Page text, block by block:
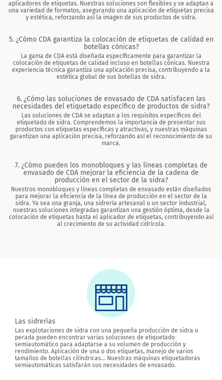
aplicadores de etiquetas. Nuestras soluciones son flexibles y se adaptan a
una variedad de formatos, asegurando una aplicación de etiquetas precisa
y estética, reforzando así la imagen de sus productos de sidra.
5. ¿Cómo CDA garantiza la colocación de etiquetas de calidad en
botellas cónicas?
La gama de CDA está diseñada específicamente para garantizar la
colocación de etiquetas de calidad incluso en botellas cónicas. Nuestra
experiencia técnica garantiza una aplicación precisa, contribuyendo a la
estética global de sus botellas de sidra.
6. ¿Cómo las soluciones de envasado de CDA satisfacen las
necesidades del etiquetado específico de productos de sidra?
Las soluciones de CDA se adaptan a los requisitos específicos del
etiquetado de sidra. Comprendemos la importancia de presentar sus
productos con etiquetas específicas y atractivas, y nuestras máquinas
garantizan una aplicación precisa, reforzando así el reconocimiento de su
marca.
7. ¿Cómo pueden los monobloques y las líneas completas de
envasado de CDA mejorar la eficiencia de la cadena de
producción en el sector de la sidra?
Nuestros monobloques y líneas completas de envasado están diseñados
para mejorar la eficiencia de la línea de producción en el sector de la
sidra. Ya sea una granja, una sidrería artesanal o un sector industrial,
nuestras soluciones integradas garantizan una gestión óptima, desde la
colocación de etiquetas hasta el aplicador de etiquetas, contribuyendo así
al crecimiento de su actividad cidrícola.
Las sidrerías
Las explotaciones de sidra con una pequeña producción de sidra o
perada pueden encontrar varias soluciones de etiquetado
semiautomático para adaptarse a su volumen de producción y
rendimiento. Aplicación de una o dos etiquetas, manejo de varios
tamaños de botellas cilíndricas... Nuestras máquinas etiquetadoras
semiautomáticas satisfarán sus necesidades de envasado.